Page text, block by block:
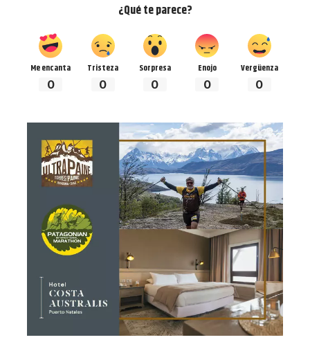
¿Qué te parece?
Me encanta
0
Tristeza
0
Sorpresa
0
Enojo
0
Vergüenza
0